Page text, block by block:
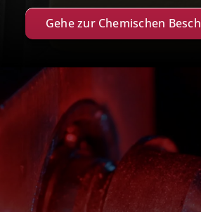
Gehe zur Chemischen